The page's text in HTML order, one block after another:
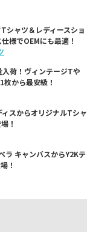
シャツ＆レディースショ
様でOEMにも最適！
荷！ヴィンテージTや
から最安級！
スからオリジナルTシャ
！
ラ キャンバスからY2Kテ
！